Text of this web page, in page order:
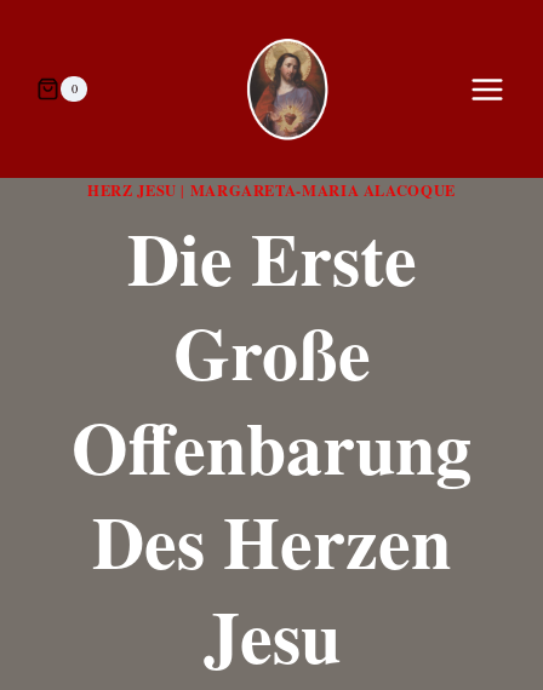
springen0
HERZ JESU | MARGARETA-MARIA ALACOQUE
Die Erste
Große
Offenbarung
Des Herzen
Jesu